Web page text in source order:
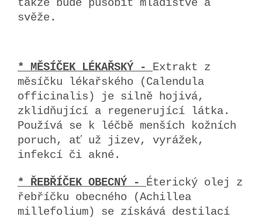
takže bude působit mladistvě a
svěže.
* MĚSÍČEK LÉKAŘSKÝ - Extrakt z
měsíčku lékařského (Calendula
officinalis) je silně hojivá,
zklidňující a regenerující látka.
Používá se k léčbě menších kožních
poruch, ať už jizev, vyrážek,
infekcí či akné.
* ŘEBŘÍČEK OBECNÝ - Éterický olej z
řebříčku obecného (Achillea
millefolium) se získává destilací